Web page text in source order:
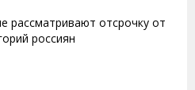
рассматривают отсрочку от
россиян